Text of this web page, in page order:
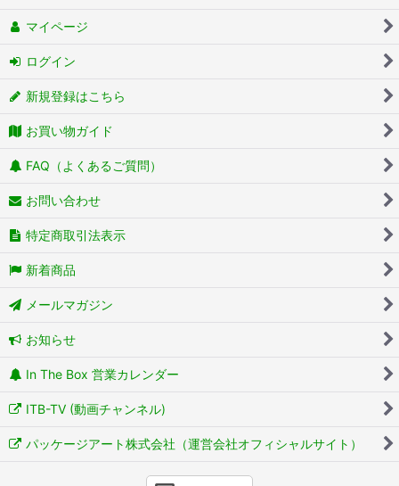
マイページ
ログイン
新規登録はこちら
お買い物ガイド
FAQ（よくあるご質問）
お問い合わせ
特定商取引法表示
新着商品
メールマガジン
お知らせ
In The Box 営業カレンダー
ITB-TV (動画チャンネル)
パッケージアート株式会社（運営会社オフィシャルサイト）